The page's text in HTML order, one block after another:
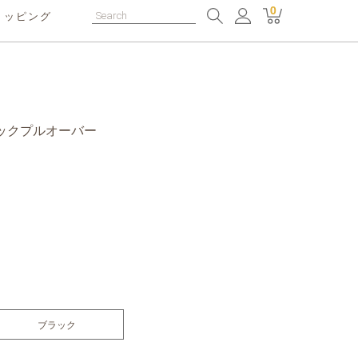
ッピング 0
クプルオーバー
ブラック